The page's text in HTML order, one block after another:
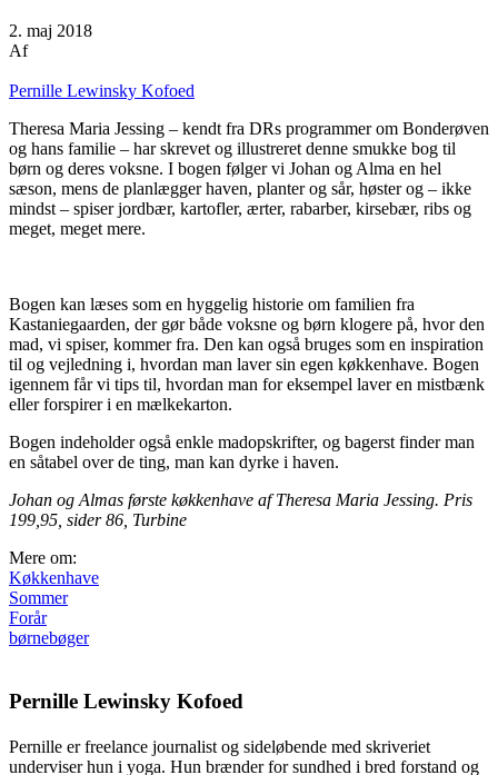
2. maj 2018
Af
Pernille Lewinsky Kofoed
Theresa Maria Jessing – kendt fra DRs programmer om Bonderøven
og hans familie – har skrevet og illustreret denne smukke bog til
børn og deres voksne. I bogen følger vi Johan og Alma en hel
sæson, mens de planlægger haven, planter og sår, høster og – ikke
mindst – spiser jordbær, kartofler, ærter, rabarber, kirsebær, ribs og
meget, meget mere.
Bogen kan læses som en hyggelig historie om familien fra
Kastaniegaarden, der gør både voksne og børn klogere på, hvor den
mad, vi spiser, kommer fra. Den kan også bruges som en inspiration
til og vejledning i, hvordan man laver sin egen køkkenhave. Bogen
igennem får vi tips til, hvordan man for eksempel laver en mistbænk
eller forspirer i en mælkekarton.
Bogen indeholder også enkle madopskrifter, og bagerst finder man
en såtabel over de ting, man kan dyrke i haven.
Johan og Almas første køkkenhave af Theresa Maria Jessing. Pris
199,95, sider 86, Turbine
Mere om:
Køkkenhave
Sommer
Forår
børnebøger
Pernille Lewinsky Kofoed
Pernille er freelance journalist og sideløbende med skriveriet
underviser hun i yoga. Hun brænder for sundhed i bred forstand og